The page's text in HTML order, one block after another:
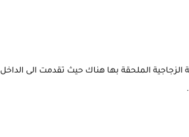
الزجاجية الملحقة بها هناك حيث تقدمت الى الداخل